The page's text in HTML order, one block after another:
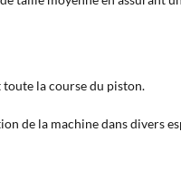
toute la course du piston.
de la machine dans divers